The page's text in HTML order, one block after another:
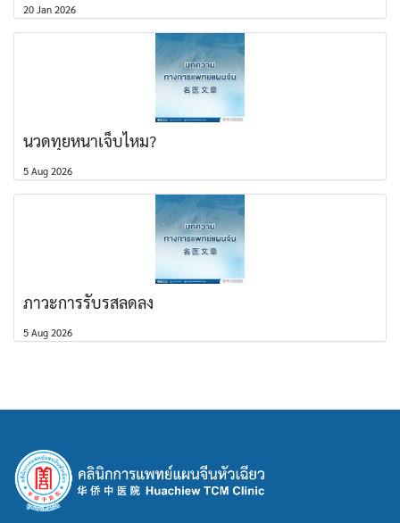
20 Jan 2026
นวดทุยหนาเจ็บไหม?
5 Aug 2026
ภาวะการรับรสลดลง
5 Aug 2026